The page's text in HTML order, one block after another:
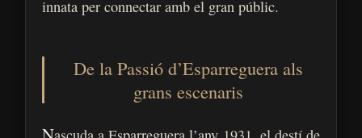
innata per connectar amb el gran públic.
De la Passió d’Esparreguera als
grans escenaris